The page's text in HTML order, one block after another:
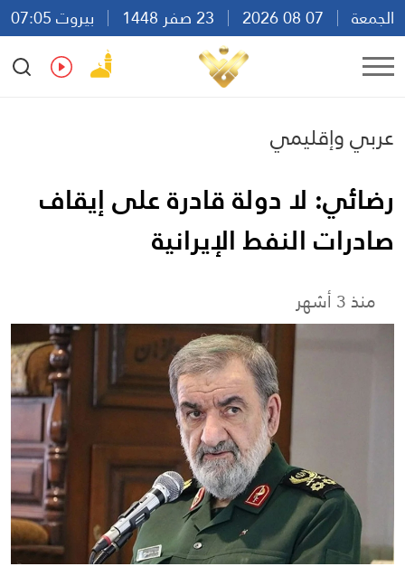
الجمعة
بيروت 07:05
Ar
En Fr Es
عربي وإقليمي
رضائي: لا دولة قادرة على إيقاف
صادرات النفط الإيرانية
منذ 3 أشهر